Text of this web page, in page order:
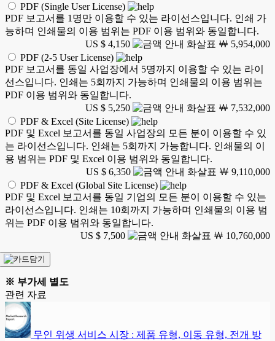
PDF (Single User License)
PDF 보고서를 1명만 이용할 수 있는 라이선스입니다. 인쇄 가
능하며 인쇄물의 이용 범위는 PDF 이용 범위와 동일합니다.
US $ 4,150
￦ 5,954,000
PDF (2-5 User License)
PDF 보고서를 동일 사업장에서 5명까지 이용할 수 있는 라이
선스입니다. 인쇄는 5회까지 가능하며 인쇄물의 이용 범위는
PDF 이용 범위와 동일합니다.
US $ 5,250
￦ 7,532,000
PDF & Excel (Site License)
PDF 및 Excel 보고서를 동일 사업장의 모든 분이 이용할 수 있
는 라이선스입니다. 인쇄는 5회까지 가능합니다. 인쇄물의 이
용 범위는 PDF 및 Excel 이용 범위와 동일합니다.
US $ 6,350
￦ 9,110,000
PDF & Excel (Global Site License)
PDF 및 Excel 보고서를 동일 기업의 모든 분이 이용할 수 있는
라이선스입니다. 인쇄는 10회까지 가능하며 인쇄물의 이용 범
위는 PDF 이용 범위와 동일합니다.
US $ 7,500
￦ 10,760,000
※ 부가세 별도
관련 자료
무인 위생 서비스 시장 : 제품 유형, 이동 유형, 전개 방